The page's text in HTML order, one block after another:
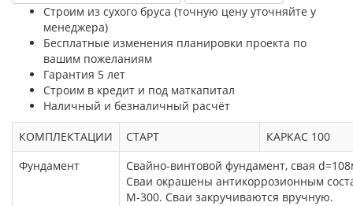
Строим из сухого бруса (точную цену уточняйте у
менеджера)
Бесплатные изменения планировки проекта по
вашим пожеланиям
Гарантия 5 лет
Строим в кредит и под маткапитал
Наличный и безналичный расчёт
КОМПЛЕКТАЦИИ СТАРТ
КАРКАС 100
Фундамент
Свайно-винтовой фундамент, свая
Сваи окрашены антикоррозионным
М-300. Сваи закручиваются вручную.